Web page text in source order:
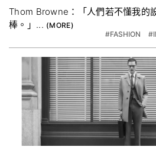
Thom Browne：「人們若不懂我的
棒。」...
#FASHION